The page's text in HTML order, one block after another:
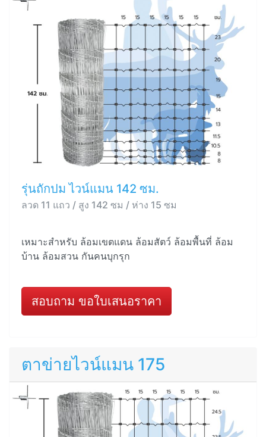
รุ่นถักปม ไวน์แมน 142 ซม.
ลวด 11 แถว / สูง 142 ซม / ห่าง 15 ซม
เหมาะสำหรับ ล้อมเขตแดน ล้อมสัตว์ ล้อมพื้นที่ ล้อม
บ้าน ล้อมสวน กันคนบุกรุก
สอบถาม ขอใบเสนอราคา
ตาข่ายไวน์แมน 175